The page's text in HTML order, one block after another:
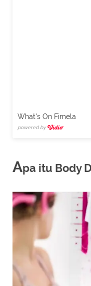
What's On Fimela
powered by
Apa itu Body